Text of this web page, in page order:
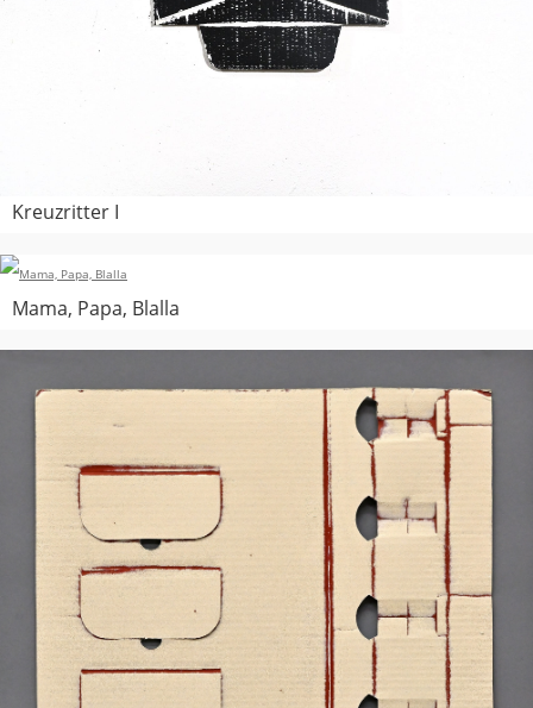
Kreuzritter I
Mama, Papa, Blalla